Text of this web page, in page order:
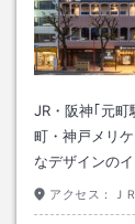
JR・阪神｢元町
町・神戸メリ
なデザインの
アクセス： Ｊ